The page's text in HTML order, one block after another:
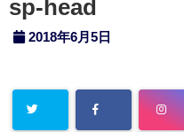
sp-head
2018年6月5日